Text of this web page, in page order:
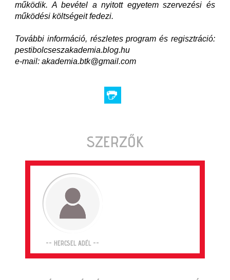
működik. A bevétel a nyitott egyetem szervezési és
működési költségeit fedezi.
További információ, részletes program és regisztráció:
pestibolcseszakademia.blog.hu
e-mail: akademia.btk@gmail.com
SZERZŐK
-- HERCSEL ADÉL --